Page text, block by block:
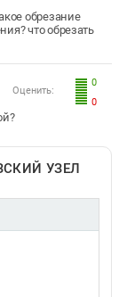
обрезание
что обрезать
0
0
Оценить:
УЗЕЛ